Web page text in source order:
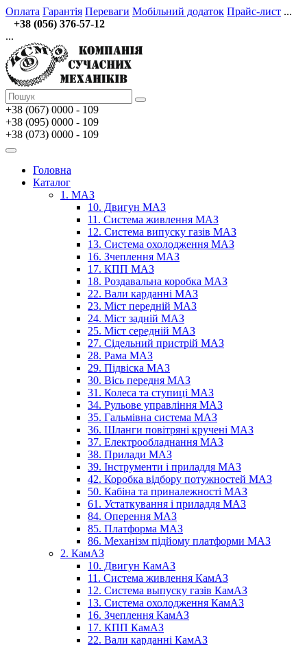
Оплата Гарантія Переваги Мобільний додаток Прайс-лист ...
+38 (056) 376-57-12
...
+38 (067) 0000 - 109
+38 (095) 0000 - 109
+38 (073) 0000 - 109
Головна
Каталог
1. МАЗ
10. Двигун МАЗ
11. Система живлення МАЗ
12. Система випуску газів МАЗ
13. Система охолодження МАЗ
16. Зчеплення МАЗ
17. КПП МАЗ
18. Роздавальна коробка МАЗ
22. Вали карданні МАЗ
23. Міст передній МАЗ
24. Міст задній МАЗ
25. Міст середній МАЗ
27. Сідельний пристрій МАЗ
28. Рама МАЗ
29. Підвіска МАЗ
30. Вісь передня МАЗ
31. Колеса та ступиці МАЗ
34. Рульове управління МАЗ
35. Гальмівна система МАЗ
36. Шланги повітряні кручені МАЗ
37. Електрообладнання МАЗ
38. Прилади МАЗ
39. Інструменти і приладдя МАЗ
42. Коробка відбору потужностей МАЗ
50. Кабіна та приналежності МАЗ
61. Устаткування і приладдя МАЗ
84. Оперення МАЗ
85. Платформа МАЗ
86. Механізм підйому платформи МАЗ
2. КамАЗ
10. Двигун КамАЗ
11. Система живлення КамАЗ
12. Система выпуску газів КамАЗ
13. Система охолодження КамАЗ
16. Зчеплення КамАЗ
17. КПП КамАЗ
22. Вали карданні КамАЗ